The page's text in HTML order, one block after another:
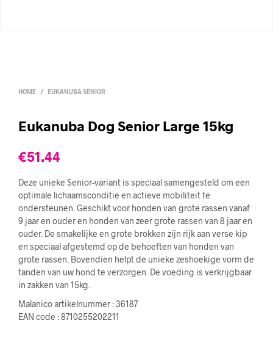
HOME / EUKANUBA SENIOR
Eukanuba Dog Senior Large 15kg
€51.44
Deze unieke Senior-variant is speciaal samengesteld om een
optimale lichaamsconditie en actieve mobiliteit te
ondersteunen. Geschikt voor honden van grote rassen vanaf
9 jaar en ouder en honden van zeer grote rassen van 8 jaar en
ouder. De smakelijke en grote brokken zijn rijk aan verse kip
en speciaal afgestemd op de behoeften van honden van
grote rassen. Bovendien helpt de unieke zeshoekige vorm de
tanden van uw hond te verzorgen. De voeding is verkrijgbaar
in zakken van 15kg.
Malanico artikelnummer : 36187
EAN code : 8710255202211